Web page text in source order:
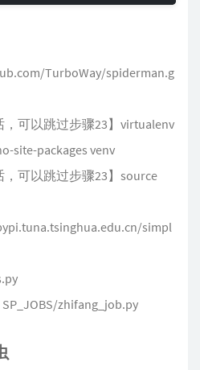
TurboWay/spiderman.g
，可以跳过步骤23】virtualenv
site-packages venv
，可以跳过步骤23】source
simpl
zhifang_job.py